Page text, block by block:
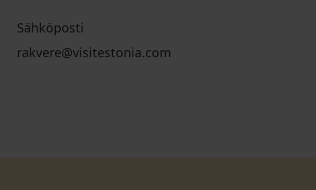
Sähköposti
rakvere@visitestonia.com